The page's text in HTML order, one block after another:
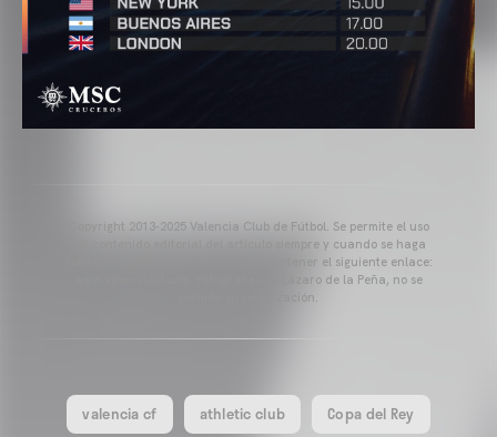
Copyright 2013-2025 Valencia Club de Fútbol. Se permite el uso
del contenido editorial del artículo siempre y cuando se haga
referencia a su fuente, además de contener el siguiente enlace:
www.valenciacf.com. Fotografías de Lázaro de la Peña, no se
permite su reutilización.
valencia cf athletic club Copa del Rey